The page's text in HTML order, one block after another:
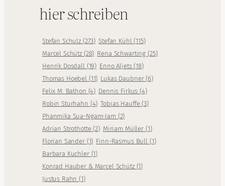
hier schreiben
Stefan Schulz (273) Stefan Kühl(115)
Marcel Schütz (28) Rena Schwarting (25)
Henrik Dosdall (19) Enno Aljets(18)
Thomas Hoebel (11) Lukas Daubner(6)
Felix M. Bathon (4) Dennis Firkus(4)
Robin Sturhahn (4) Tobias Hauffe(3)
Phanmika Sua-Ngam-Iam (2)
Adrian Strothotte(2) Miriam Müller (1)
Florian Sander (1) Finn-Rasmus Bull (1)
Barbara Kuchler (1)
Konrad Hauber & Marcel Schütz (1)
Justus Rahn(1)